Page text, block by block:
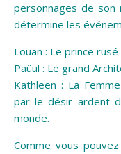
personnages de son
détermine les
Louan : Le prince
Paüul : Le grand
Kathleen : La
par le désir ardent
monde.
Comme vous